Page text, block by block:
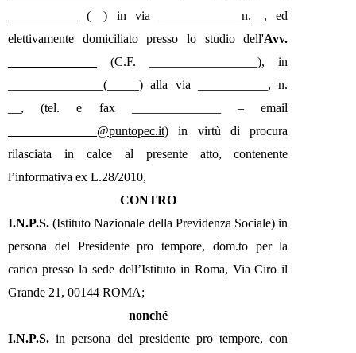
___________ (__) in via _____________n.__, ed
elettivamente domiciliato presso lo studio dell'Avv.
(C.F. _________________), in
_______________(_____) alla via ___________, n.
__, (tel. e fax ______________ – email
______________@puntopec.it) in virtù di procura
rilasciata in calce al presente atto, contenente
l’informativa ex L.28/2010,
CONTRO
I.N.P.S. (Istituto Nazionale della Previdenza Sociale) in
persona del Presidente pro tempore, dom.to per la
carica presso la sede dell’Istituto in Roma, Via Ciro il
Grande 21, 00144 ROMA;
nonché
I.N.P.S. in persona del presidente pro tempore, con